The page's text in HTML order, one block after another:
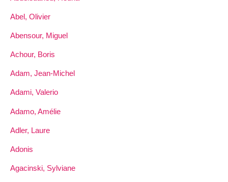
Abel, Olivier
Abensour, Miguel
Achour, Boris
Adam, Jean-Michel
Adami, Valerio
Adamo, Amélie
Adler, Laure
Adonis
Agacinski, Sylviane